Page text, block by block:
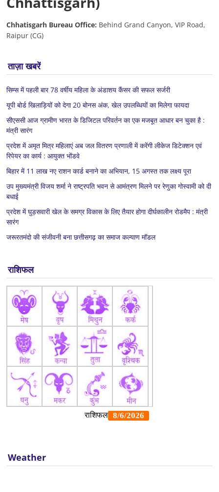
Chhatisgarh Bureau Office: Behind Grand Canyon, VIP Road,
Raipur (CG)
ताज़ा खबरें
सिम्स में पहली बार 78 वर्षीय महिला के अंडाशय कैंसर की सफल सर्जरी
यूपी बोर्ड खिलाड़ियों को देगा 20 बोनस अंक, खेल उपलब्धियों का मिलेगा फायदा
सीएससी आज ग्रामीण भारत के डिजिटल परिवर्तन का एक मजबूत आधार बन चुका है :
मंत्री सारंग
प्रदेश में अमृत मित्र महिलाएं अब जल वितरण प्रणाली में करेंगी लीकेज डिटेक्शन एवं
रिपेयर का कार्य : आयुक्त भोंडवे
बिहार में 11 लाख नए राशन कार्ड बनाने का अभियान, 15 अगस्त तक लक्ष्य पूरा
उप मुख्यमंत्री विजय शर्मा ने राष्ट्रपति भवन से आमंत्रण मिलने पर रेणुका गोस्वामी को दी
बधाई
प्रदेश में घुड़सवारी खेल के समग्र विकास के लिए तैयार होगा दीर्घकालीन रोडमैप : मंत्री
सारंग
जरूरतमंदो की संजीवनी बना छत्तीसगढ़ का समाज कल्याण मॉडल
राशिफल
Weather